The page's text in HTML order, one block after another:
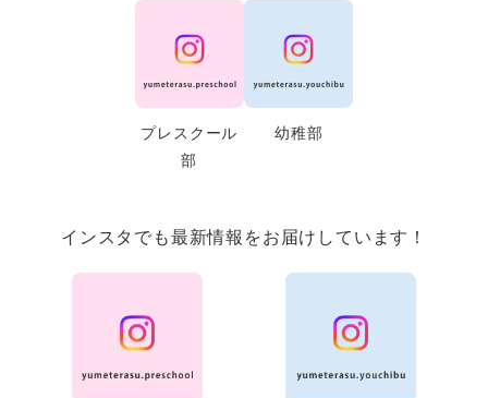
プレスクール
部
幼稚部
インスタでも最新情報をお届けしています！